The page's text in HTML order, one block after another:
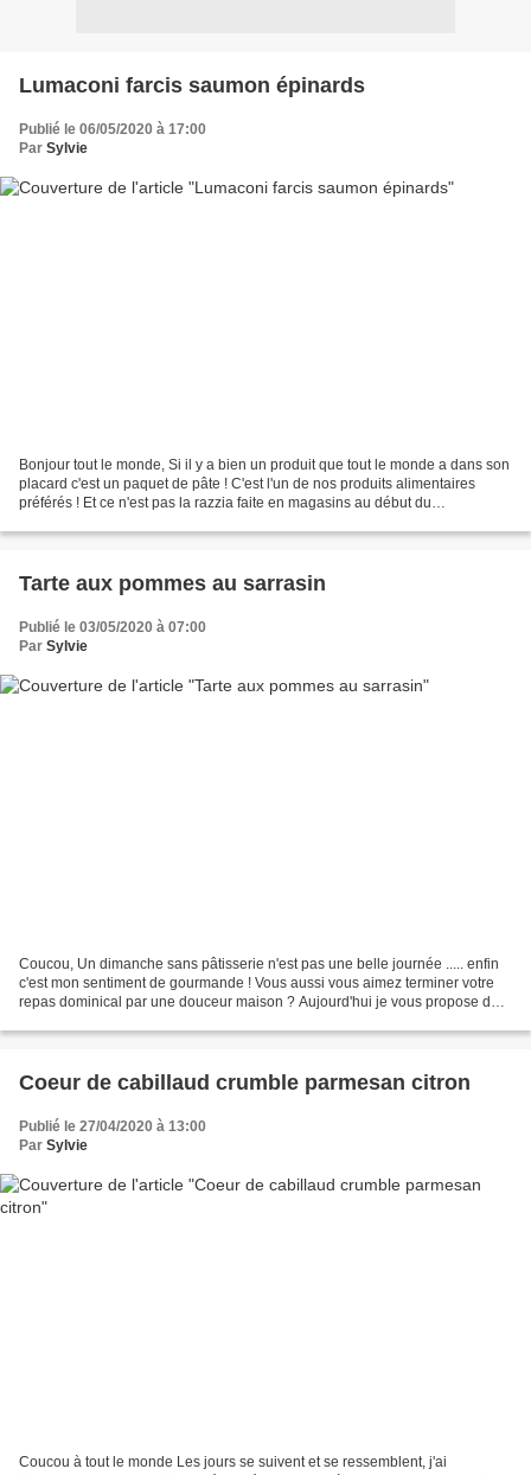
Lumaconi farcis saumon épinards
Publié le 06/05/2020 à 17:00
Par Sylvie
Bonjour tout le monde, Si il y a bien un produit que tout le monde a dans son
placard c'est un paquet de pâte ! C'est l'un de nos produits alimentaires
préférés ! Et ce n'est pas la razzia faite en magasins au début du
Tarte aux pommes au sarrasin
Publié le 03/05/2020 à 07:00
Par Sylvie
Coucou, Un dimanche sans pâtisserie n'est pas une belle journée ..... enfin
c'est mon sentiment de gourmande ! Vous aussi vous aimez terminer votre
repas dominical par une douceur maison ? Aujourd'hui je vous propose de
Coeur de cabillaud crumble parmesan citron
Publié le 27/04/2020 à 13:00
Par Sylvie
Coucou à tout le monde Les jours se suivent et se ressemblent, j'ai